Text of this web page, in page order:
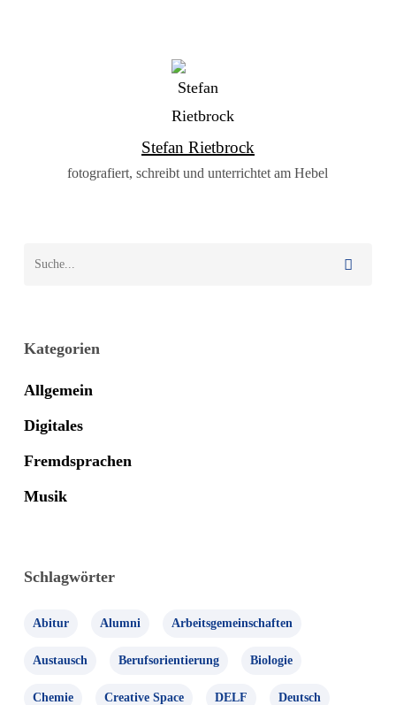
Stefan Rietbrock
fotografiert, schreibt und unterrichtet am Hebel
Kategorien
Allgemein
Digitales
Fremdsprachen
Musik
Schlagwörter
Abitur Alumni Arbeitsgemeinschaften
Austausch Berufsorientierung Biologie
Chemie Creative Space DELF Deutsch